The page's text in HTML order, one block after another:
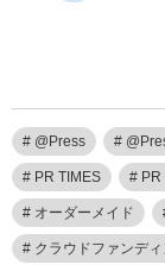
@Press
PR TIMES PR
オーダーメイド
クラウドファンデ